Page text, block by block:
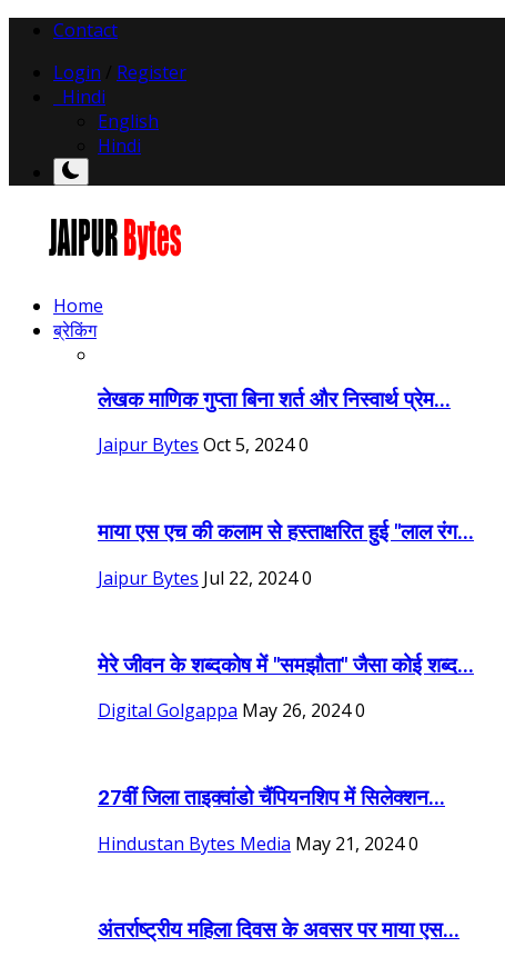
Contact
Login
Register
Hindi
English
Hindi
Home
ब्रेकिंग
लेखक माणिक गुप्ता बिना शर्त और निस्वार्थ प्रेम...
Jaipur Bytes Oct 5, 20240
माया एस एच की कलाम से हस्ताक्षरित हुई "लाल रंग...
Jaipur Bytes Jul 22, 20240
मेरे जीवन के शब्दकोष में "समझौता" जैसा कोई शब्द...
Digital Golgappa May 26, 20240
27वीं जिला ताइक्वांडो चैंपियनशिप में सिलेक्शन...
Hindustan Bytes Media May 21, 20240
अंतर्राष्ट्रीय महिला दिवस के अवसर पर माया एस...